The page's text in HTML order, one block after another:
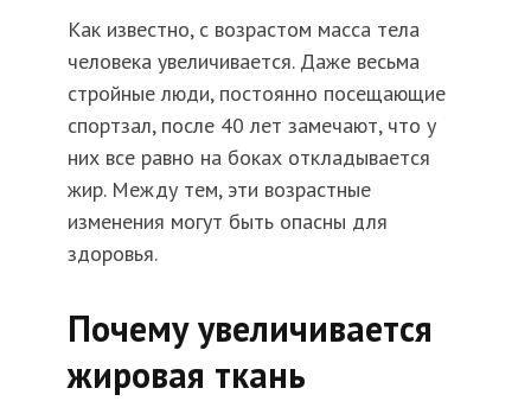
Как известно, с возрастом масса тела
человека увеличивается. Даже весьма
стройные люди, постоянно посещающие
спортзал, после 40 лет замечают, что у
них все равно на боках откладывается
жир. Между тем, эти возрастные
изменения могут быть опасны для
здоровья.
Почему увеличивается
жировая ткань